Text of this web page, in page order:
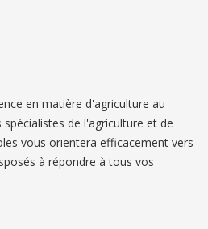
en matière d'agriculture au
de l'agriculture et de
vous orientera efficacement vers
à répondre à tous vos